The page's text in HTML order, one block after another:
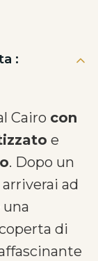
:
Cairo con
e
. Dopo un
ad
di